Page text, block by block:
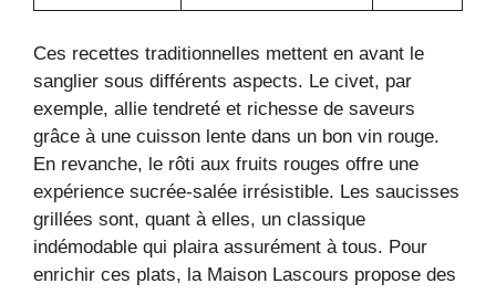
Ces recettes traditionnelles mettent en avant le
sanglier sous différents aspects. Le civet, par
exemple, allie tendreté et richesse de saveurs
grâce à une cuisson lente dans un bon vin rouge.
En revanche, le rôti aux fruits rouges offre une
expérience sucrée-salée irrésistible. Les saucisses
grillées sont, quant à elles, un classique
indémodable qui plaira assurément à tous. Pour
enrichir ces plats, la Maison Lascours propose des